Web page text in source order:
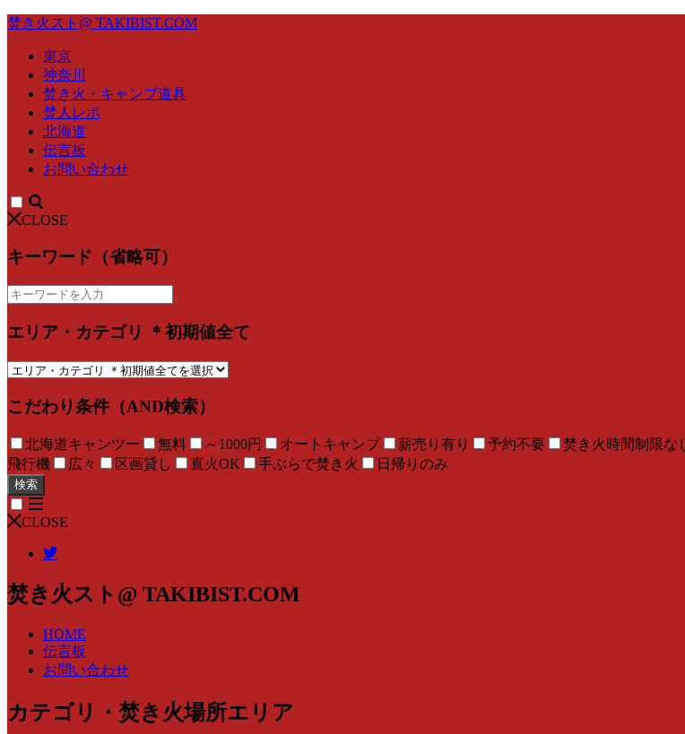
焚き火スト@ TAKIBIST.COM
東京
神奈川
焚き火・キャンプ道具
焚人レポ
北海道
伝言板
お問い合わせ
CLOSE
キーワード（省略可）
エリア・カテゴリ ＊初期値全て
こだわり条件（AND検索）
北海道キャンツー 無料 ～1000円 オートキャンプ 薪売り有り 予約不要 焚き火時間制限な
飛行機
広々 区画貸し 直火OK 手ぶらで焚き火 日帰りのみ
検索
CLOSE
焚き火スト@ TAKIBIST.COM
HOME
伝言板
お問い合わせ
カテゴリ・焚き火場所エリア